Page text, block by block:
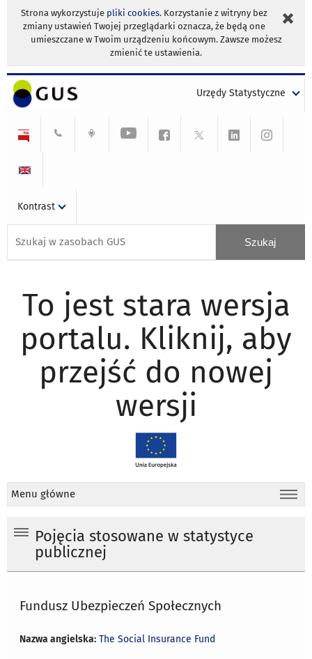
Strona wykorzystuje pliki cookies. Korzystanie z witryny bez
zmiany ustawień Twojej przeglądarki oznacza, że będą one
umieszczane w Twoim urządzeniu końcowym. Zawsze możesz
zmienić te ustawienia.
Urzędy Statystyczne
Kontrast
To jest stara wersja
portalu. Kliknij, aby
przejść do nowej
wersji
Menu główne
Pojęcia stosowane w statystyce
publicznej
Fundusz Ubezpieczeń Społecznych
Nazwa angielska: The Social Insurance Fund